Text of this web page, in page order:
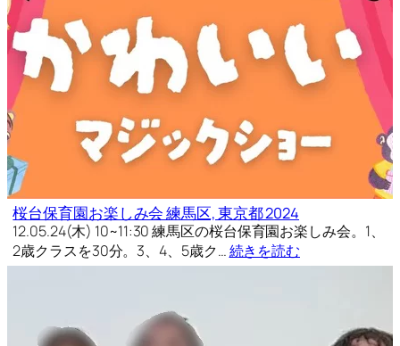
桜台保育園お楽しみ会 練馬区, 東京都 2024
12.05.24(木) 10~11:30 練馬区の桜台保育園お楽しみ会。1、
2歳クラスを30分。3、4、5歳ク…続きを読む